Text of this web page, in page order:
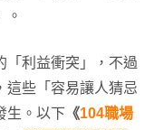
。
「利益衝突」，不過
這些「容易讓人猜忌
生。以下 《104職場